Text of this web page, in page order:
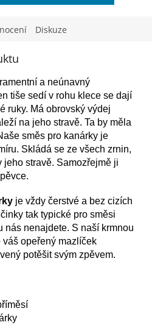
Diskuze
a neúnavný
tiše sedí v rohu klece se dají
ruky. Má obrovský výdej
na jeho stravě. Ta by měla
směs pro kanárky je
Skládá se ze všech zrnin,
jeho stravě. Samozřejmě ji
je vždy čerstvé a bez cizích
tak typické pro směsi
nás nenajdete. S naší krmnou
opeřený mazlíček
potěšit svým zpěvem.